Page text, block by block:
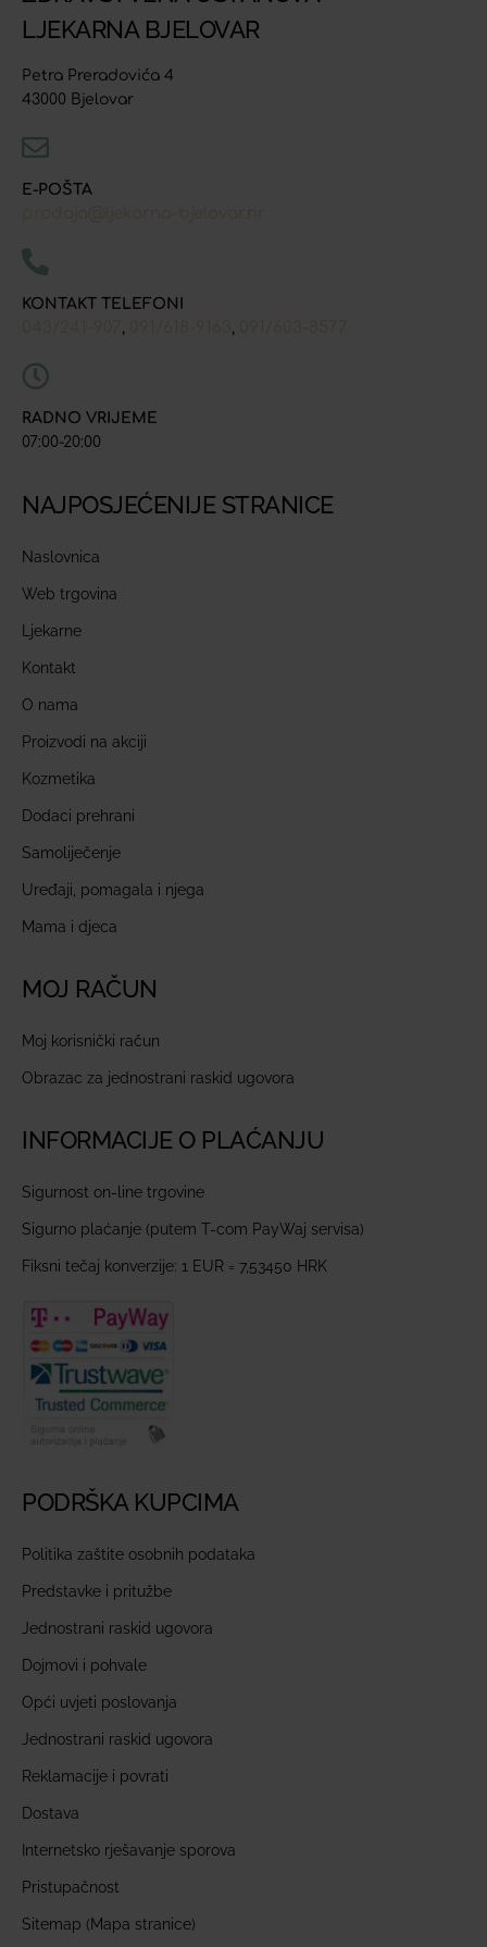
LJEKARNA BJELOVAR
Petra Preradovića 4
43000 Bjelovar
E-POŠTA
KONTAKT TELEFONI
, ,
RADNO VRIJEME
07:00-20:00
NAJPOSJEĆENIJE STRANICE
Naslovnica
Web trgovina
Ljekarne
Kontakt
O nama
Proizvodi na akciji
Kozmetika
Dodaci prehrani
Samoliječenje
Uređaji, pomagala i njega
Mama i djeca
MOJ RAČUN
Moj korisnički račun
Obrazac za jednostrani raskid ugovora
INFORMACIJE O PLAĆANJU
Sigurnost on-line trgovine
Sigurno plaćanje (putem T-com PayWaj servisa)
Fiksni tečaj konverzije: 1 EUR = 7,53450 HRK
PODRŠKA KUPCIMA
Politika zaštite osobnih podataka
Predstavke i pritužbe
Jednostrani raskid ugovora
Dojmovi i pohvale
Opći uvjeti poslovanja
Jednostrani raskid ugovora
Reklamacije i povrati
Dostava
Internetsko rješavanje sporova
Pristupačnost
Sitemap (Mapa stranice)